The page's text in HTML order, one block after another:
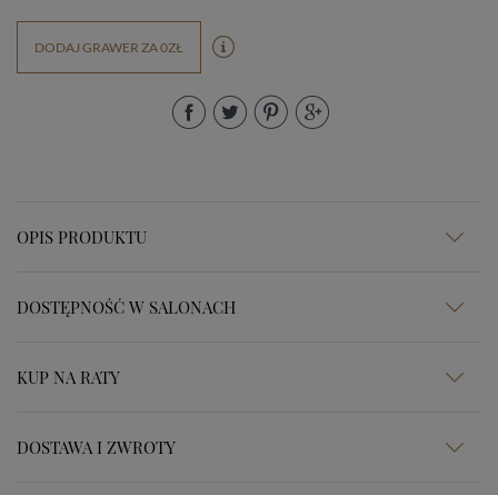
DODAJ GRAWER ZA 0ZŁ
OPIS PRODUKTU
DOSTĘPNOŚĆ W SALONACH
KUP NA RATY
DOSTAWA I ZWROTY